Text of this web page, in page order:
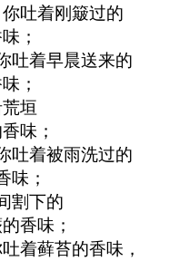
吐着刚簸过的
；
吐着早晨送来的
；
垣
味；
吐着被雨洗过的
味；
割下的
香味；
着藓苔的香味，